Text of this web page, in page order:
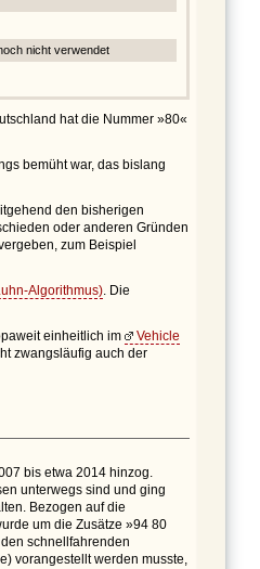
nicht verwendet
hat die Nummer »80«
bemüht war, das bislang
den bisherigen
oder anderen Gründen
zum Beispiel
Algorithmus) . Die
einheitlich im
Vehicle
zwangsläufig auch der
bis etwa 2014 hinzog.
unterwegs sind und ging
Bezogen auf die
um die Zusätze »94 80
schnellfahrenden
vorangestellt werden musste,